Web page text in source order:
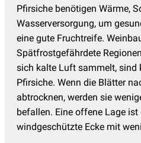
Pfirsiche benötigen Wärme,
Wasserversorgung, um
eine gute Fruchtreife.
Spätfrostgefährdete
sich kalte Luft sammelt, sind
Pfirsiche. Wenn die Blätter
abtrocknen, werden sie
befallen. Eine offene Lage
windgeschützte Ecke mit